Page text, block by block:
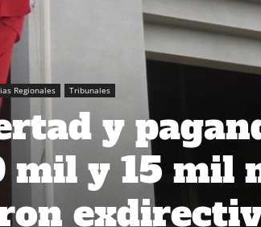
Regionales Tribunales
y
mil y 15 mil